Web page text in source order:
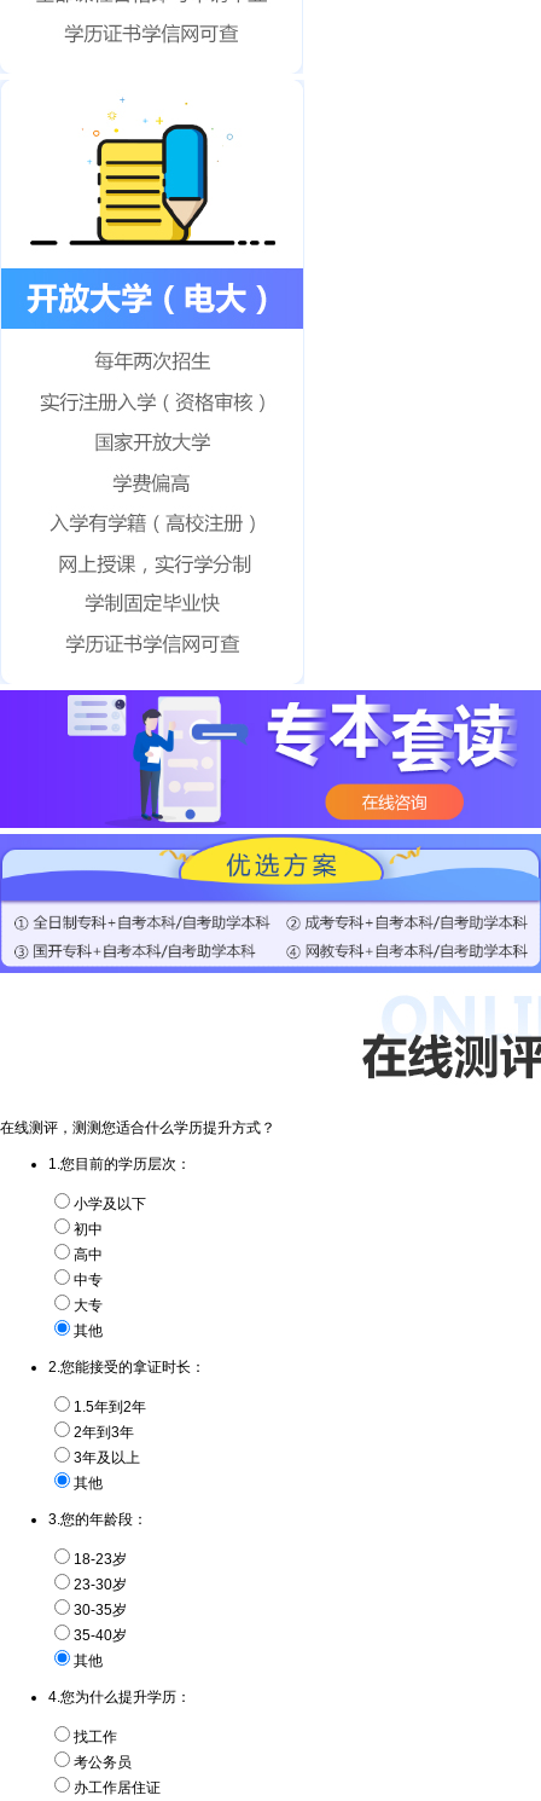
在线测评，测测您适合什么学历提升方式？
1.您目前的学历层次：
小学及以下
初中
高中
中专
大专
其他
2.您能接受的拿证时长：
1.5年到2年
2年到3年
3年及以上
其他
3.您的年龄段：
18-23岁
23-30岁
30-35岁
35-40岁
其他
4.您为什么提升学历：
找工作
考公务员
办工作居住证